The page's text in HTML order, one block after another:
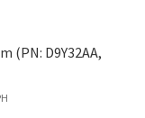
(PN: D9Y32AA,